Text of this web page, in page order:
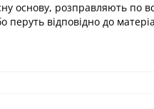
основу, розправляють по
відповідно до